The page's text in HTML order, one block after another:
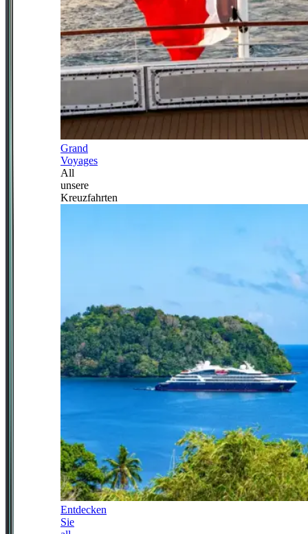
Grand
Voyages
All
unsere
Kreuzfahrten
Entdecken
Sie